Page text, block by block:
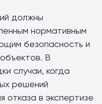
должны
нормативным
безопасность и
В
случаи, когда
решений
отказа в экспертизе